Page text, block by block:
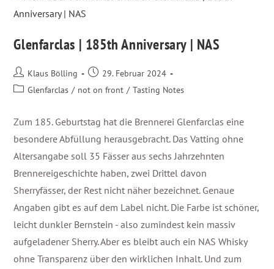
Glenfarclas | 185th Anniversary | NAS
Klaus Bölling
29. Februar 2024
Glenfarclas / not on front / Tasting Notes
Zum 185. Geburtstag hat die Brennerei Glenfarclas eine
besondere Abfüllung herausgebracht. Das Vatting ohne
Altersangabe soll 35 Fässer aus sechs Jahrzehnten
Brennereigeschichte haben, zwei Drittel davon
Sherryfässer, der Rest nicht näher bezeichnet. Genaue
Angaben gibt es auf dem Label nicht. Die Farbe ist schöner,
leicht dunkler Bernstein - also zumindest kein massiv
aufgeladener Sherry. Aber es bleibt auch ein NAS Whisky
ohne Transparenz über den wirklichen Inhalt. Und zum